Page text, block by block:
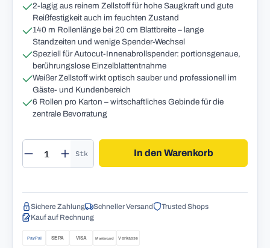
2-lagig aus reinem Zellstoff für hohe Saugkraft und gute
Reißfestigkeit auch im feuchten Zustand
140 m Rollenlänge bei 20 cm Blattbreite – lange
Standzeiten und wenige Spender-Wechsel
Speziell für Autocut-Innenabrollspender: portionsgenaue,
berührungslose Einzelblattentnahme
Weißer Zellstoff wirkt optisch sauber und professionell im
Gäste- und Kundenbereich
6 Rollen pro Karton – wirtschaftliches Gebinde für die
zentrale Bevorratung
Produkt Anzahl: Gib den gewünschten
Stk In den Warenkorb
Sichere Zahlung Schneller Versand
Trusted Shops
Kauf auf Rechnung